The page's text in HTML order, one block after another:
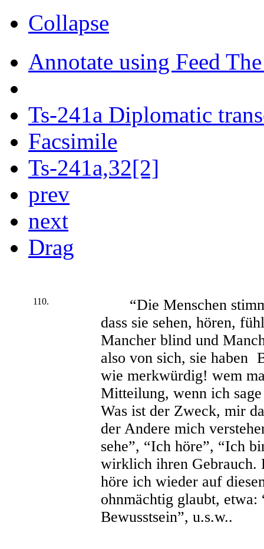
Collapse
Annotate using Feed
Ts-241a Diplomatic
Facsimile
Ts-241a,32[2]
prev
next
Drag
110.
“Die Menschen
dass sie sehen, hören,
Mancher blind und
also von sich, sie haben
wie merkwürdig! wem
Mitteilung, wenn ich
Was ist der Zweck, mir
der Andere mich
sehe”, “Ich höre”, “Ich
wirklich ihren Gebrauch.
höre ich wieder auf
ohnmächtig glaubt,
Bewusstsein”, u.s.w..